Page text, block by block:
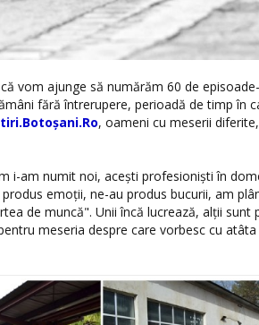
vom ajunge să numărăm 60 de
fără întrerupere, perioadă de timp în
, oameni cu meserii
i-am numit noi, aceşti profesionişti în
emoţii, ne-au produs bucurii, am
de muncă". Unii încă lucrează, alţii sunt
meseria despre care vorbesc cu